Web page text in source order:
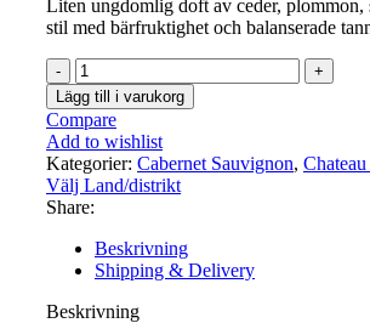
Liten ungdomlig doft av ceder, plommon,
stil med bärfruktighet och balanserade
Le
Rouge
de
Château
Terre
Blanque
mängd
Lägg till i varukorg
Compare
Add to wishlist
Kategorier: Cabernet Sauvignon,
Välj Land/distrikt
Share:
Beskrivning
Shipping & Delivery
Beskrivning